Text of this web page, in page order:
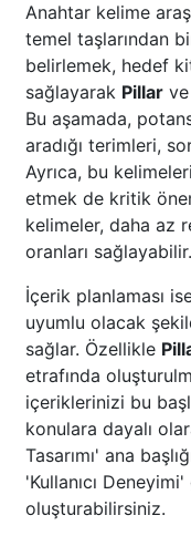
Anahtar kelime
temel taşlarından
belirlemek, hedef
sağlayarak Pillar ve
Bu aşamada,
aradığı terimleri,
Ayrıca, bu
etmek de kritik
kelimeler, daha az
oranları sağlayabilir.
İçerik planlaması
uyumlu olacak
sağlar. Özellikle
etrafında
içeriklerinizi bu
konulara dayalı
Tasarımı' ana
'Kullanıcı
oluşturabilirsiniz.